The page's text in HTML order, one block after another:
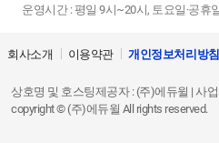
운영시간 : 평일 9시~20시, 토요일·공휴
회사소개 이용약관 개인정보처리방침
상호명 및 호스팅제공자 : (주)에듀윌 | 사
copyright © (주)에듀윌 All rights reserved.